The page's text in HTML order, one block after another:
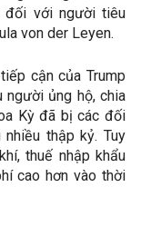
đối với người tiêu
von der Leyen.
cận của Trump
người ủng hộ, chia
Kỳ đã bị các đối
thập kỷ. Tuy
thuế nhập khẩu
cao hơn vào thời